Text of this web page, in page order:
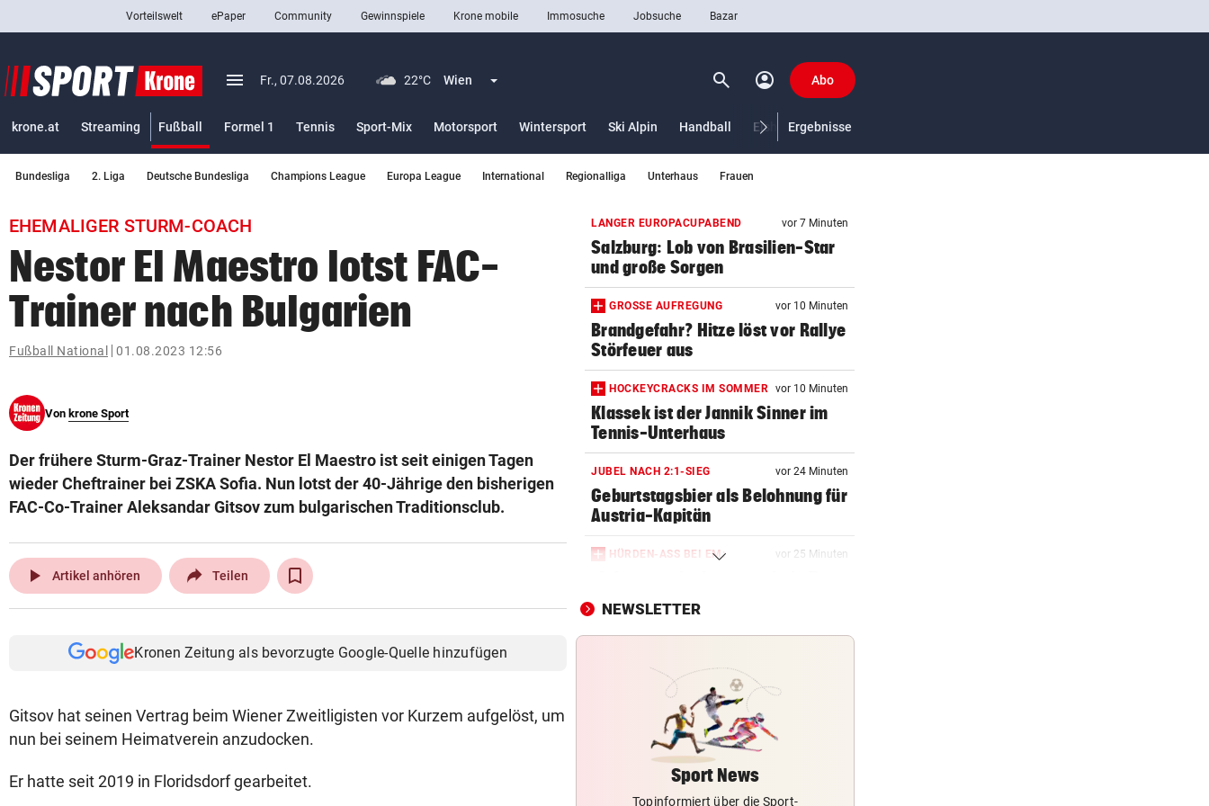
closeSchließen
Abonnieren
bookmark
search
Suchbegriff
eingeben
© Krone Multimedia GmbH & Co KG 2026
Vorteilswelt ePaper Community Gewinnspiele Krone mobile Immosuche Jobsuche Bazar
menu Menü aufklappen
Fr., 07.08.2026 22°C Wien Menü aufklappen search Suchen
account_circle Abo
krone.at Streaming Fußball
Formel 1
Tennis Sport-Mix Motorsport Wintersport Ski Alpin Handball Eishockey US-Sport
Ergebnisse
Bundesliga 2. Liga Deutsche Bundesliga Champions League Europa League International Regionalliga Unterhaus Frauen
EHEMALIGER STURM-COACH
Nestor El Maestro lotst FAC-
Trainer nach Bulgarien
Fußball National 01.08.2023 12:56
Von krone Sport
Der frühere Sturm-Graz-Trainer Nestor El Maestro ist seit einigen Tagen
wieder Cheftrainer bei ZSKA Sofia. Nun lotst der 40-Jährige den bisherigen
FAC-Co-Trainer Aleksandar Gitsov zum bulgarischen Traditionsclub.
play_arrow Artikel anhören Teilen
Kronen Zeitung als bevorzugte Google-Quelle hinzufügen
Gitsov hat seinen Vertrag beim Wiener Zweitligisten vor Kurzem aufgelöst, um
nun bei seinem Heimatverein anzudocken.
Er hatte seit 2019 in Floridsdorf gearbeitet.
LANGER EUROPACUPABEND vor 7 Minuten
Salzburg: Lob von Brasilien-Star
und große Sorgen
GROSSE AUFREGUNG vor 10 Minuten
Brandgefahr? Hitze löst vor Rallye
Störfeuer aus
HOCKEYCRACKS IM SOMMER vor 10 Minuten
Klassek ist der Jannik Sinner im
Tennis-Unterhaus
JUBEL NACH 2:1-SIEG vor 24 Minuten
Geburtstagsbier als Belohnung für
Austria-Kapitän
HÜRDEN-ASS BEI EM: vor 25 Minuten
darum zu machen“
PERFEKTER ZIELEINLAUF vor 37 Minuten
Guadeloupe-Tour zum Sieg
VOR DUELL GEGEN STURM
Warum Hartberg schon im Tunnel
„scharf“ wird
AM WEG ZU OLYMPIA vor 55 Minuten
NEWSLETTER
Sport News
Topinformiert über die Sport-